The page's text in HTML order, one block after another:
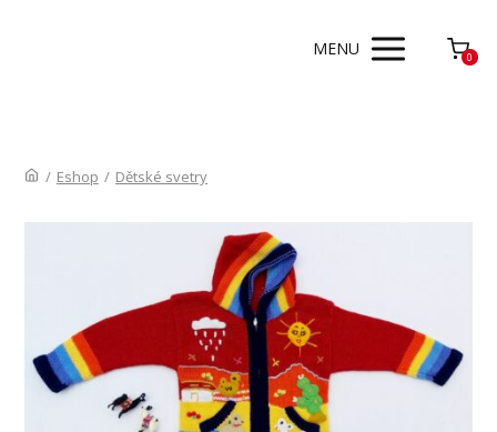
MENU 0
/ Eshop / Dětské svetry